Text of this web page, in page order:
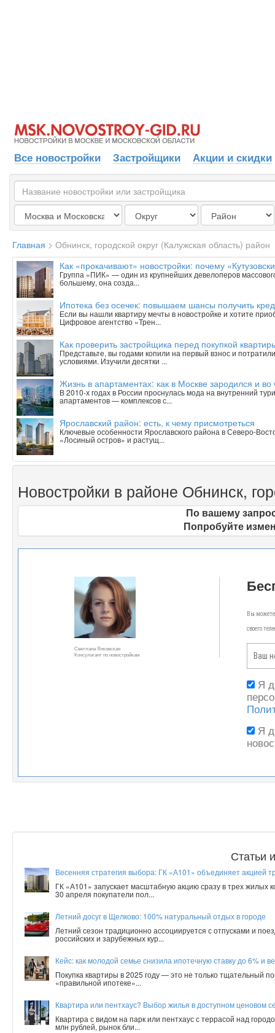
Все новостройки Застройщики Акции и скидки
Главная > Обнинск, городской округ (Калужская область) район
Как «прокачивают» новостройки: почему
Группа «ПИК» — один из крупнейших девелоперов
большему, она созда...
Ипотека без осечек: повышаем шансы получить
Если вы нашли квартиру мечты в новостройке и хотите
Цифровое агентство «Трен...
Как проверить застройщика перед покупкой
Представьте, вы годами копили на первый взнос и
условиями. Изучили десятки ...
Жизнь в апартаментах: как в Москве зародился и
В 2010-х годах в России проснулась мода на внутренний
апартаментов — комплексов с...
Ярославский район: есть, к чему присмотреться
Ключевые особенности Ярославского района в Северо-
«Лосиный остров» и растущ...
Новостройки в районе Обнинск,
По вашему
Попробуйте
Светлана Янковская
Консультант по новостройкам
Вы
своего
Я
Я
Статьи
Весенняя стратегия выбора: ГК «А101» объединяет акцией
ГК «А101» запускает масштабную акцию сразу в трех
30 апреля покупатели пол...
Летний досуг в Щелково: 100% натуральный отдых в городе
Летний сезон традиционно ассоциируется с отпусками и
российских и зарубежных кур...
Кейс: как молодой семье снизила ипотечную ставку до 6% и
Покупка квартиры в 2025 году — это не только тщательный
«правильной ипотеке»...
Квартира или пентхаус? Выбор жилья в доступном ценовом
Квартира с видом на парк или пентхаус с террасой над
млн рублей, рынок бли...